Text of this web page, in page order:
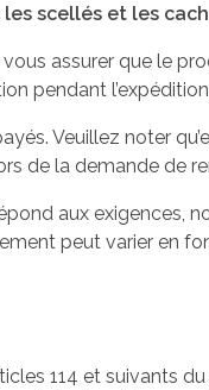
scellés et les
assurer que le
pendant
Veuillez noter
de la demande de
aux
peut varier
114 et suivants